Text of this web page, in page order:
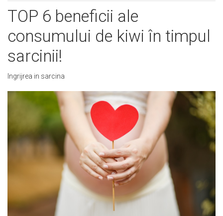
TOP 6 beneficii ale
consumului de kiwi în timpul
sarcinii!
Ingrijrea in sarcina